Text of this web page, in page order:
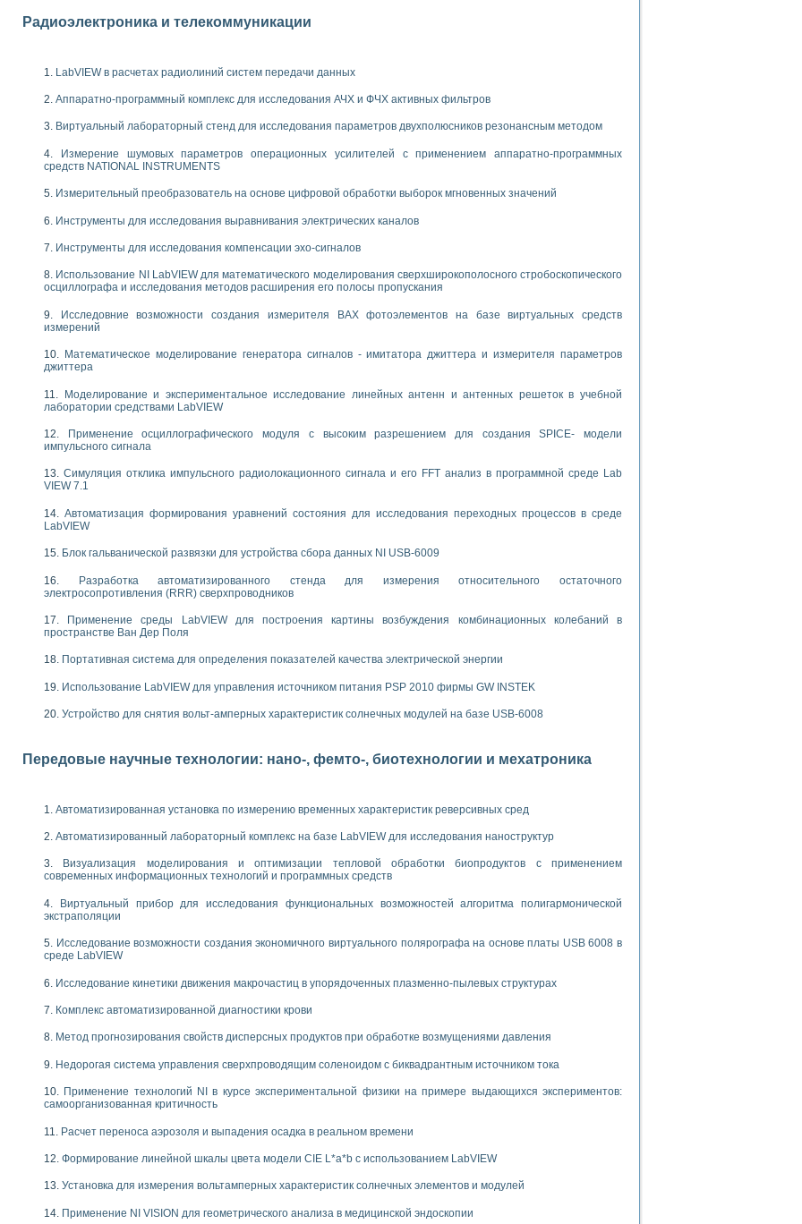
для создания лабораторного практикума по измерениям магнитных величин
течения в расширяющемся канале
адиабатического расширения газов
результатов измерительного экспримента
измерений с помощью LabVIEW
Назначение. Состав. Возможности
INSTRUMENTS для создания систем автоматизированного лабораторного практикума
и корреляционный анализ"
принципа действия универсального цифрового вольтметра
для изучения технологии выращивания полупроводниковых и оптических монокристаллов
LabVIEW
для исследования АЧХ и ФЧХ активных фильтров
одномерных сигналов на основе алгоритма полигармонической экстраполяции
полигармонической экстраполяции в среде LabVIEW
принципа действия универсального цифрового вольтметра
принимаемых решений в среде LabVIEW
«Моделирование систем» и «Автоматизация проектирования систем и средств управления»
информационно-измерительным системам (ИИС)
теории Коммутации
работы «Имитационное моделирование погрешностей канала измерения температуры» в среде LabVIEW
в среде LabVIEW
национального проекта «Образование» технологий NATIONAL INSTRUMENTS в Нижегородском госуниверситете им. Н.И. Лобачевского
практикумов на кафедре информационных систем МИРЭА
образования и подготовки преподавателей для работы в ИКТ насыщенной среде
практикума по электронике кафедры информационных систем МИРЭА
частотного анализа для LabWindows/CVI и LabVIEW
программе «Прикладная физика и физическая информатика» инновационного образовательного проекта РУДН
электромагнитного поля для испытаний изделий авионики
ИИС на базе оборудования NI CompactDAQ
Радиоэлектроника и телекоммуникации
LabVIEW в расчетах радиолиний систем передачи данных
Аппаратно-программный комплекс для исследования АЧХ и ФЧХ активных фильтров
Виртуальный лабораторный стенд для исследования параметров двухполюсников резонансным методом
Измерение шумовых параметров операционных усилителей с применением аппаратно-программных
средств NATIONAL INSTRUMENTS
Измерительный преобразователь на основе цифровой обработки выборок мгновенных значений
Инструменты для исследования выравнивания электрических каналов
Инструменты для исследования компенсации эхо-сигналов
Использование NI LabVIEW для математического моделирования сверхширокополосного стробоскопического
осциллографа и исследования методов расширения его полосы пропускания
Исследовние возможности создания измерителя ВАХ фотоэлементов на базе виртуальных средств
измерений
Математическое моделирование генератора сигналов - имитатора джиттера и измерителя параметров
джиттера
Моделирование и экспериментальное исследование линейных антенн и антенных решеток в учебной
лаборатории средствами LabVIEW
Применение осциллографического модуля с высоким разрешением для создания SPICE- модели
импульсного сигнала
Симуляция отклика импульсного радиолокационного сигнала и его FFT анализ в программной среде Lab
VIEW 7.1
Автоматизация формирования уравнений состояния для исследования переходных процессов в среде
LabVIEW
Блок гальванической развязки для устройства сбора данных NI USB-6009
Разработка автоматизированного стенда для измерения относительного остаточного
электросопротивления (RRR) сверхпроводников
Применение среды LabVIEW для построения картины возбуждения комбинационных колебаний в
пространстве Ван Дер Поля
Портативная система для определения показателей качества электрической энергии
Использование LabVIEW для управления источником питания PSP 2010 фирмы GW INSTEK
Устройство для снятия вольт-амперных характеристик солнечных модулей на базе USB-6008
Передовые научные технологии: нано-, фемто-, биотехнологии и мехатроника
Автоматизированная установка по измерению временных характеристик реверсивных сред
Автоматизированный лабораторный комплекс на базе LabVIEW для исследования наноструктур
Визуализация моделирования и оптимизации тепловой обработки биопродуктов с применением
современных информационных технологий и программных средств
Виртуальный прибор для исследования функциональных возможностей алгоритма полигармонической
экстраполяции
Исследование возможности создания экономичного виртуального полярографа на основе платы USB 6008 в
среде LabVIEW
Исследование кинетики движения макрочастиц в упорядоченных плазменно-пылевых структурах
Комплекс автоматизированной диагностики крови
Метод прогнозирования свойств дисперсных продуктов при обработке возмущениями давления
Недорогая система управления сверхпроводящим соленоидом с биквадрантным источником тока
Применение технологий NI в курсе экспериментальной физики на примере выдающихся экспериментов:
самоорганизованная критичность
Расчет переноса аэрозоля и выпадения осадка в реальном времени
Формирование линейной шкалы цвета модели CIE L*a*b с использованием LabVIEW
Установка для измерения вольтамперных характеристик солнечных элементов и модулей
Применение NI VISION для геометрического анализа в медицинской эндоскопии